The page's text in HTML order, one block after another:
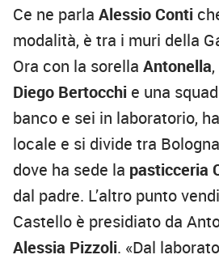
Ce ne parla Alessio Conti
modalità, è tra i muri della
Ora con la sorella Antonella
Diego Bertocchi e una
banco e sei in laboratorio,
locale e si divide tra
dove ha sede la pasticceria
dal padre. L’altro punto
Castello è presidiato da
Alessia Pizzoli. «Dal